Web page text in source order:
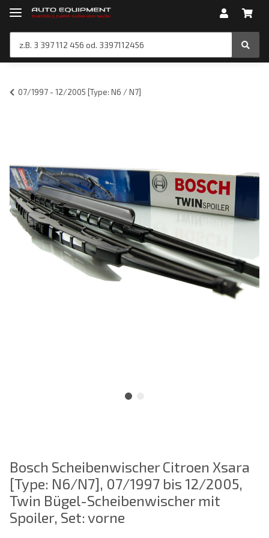
07/1997 - 12/2005 [Type: N6 / N7]
Bosch Scheibenwischer Citroen Xsara
[Type: N6/N7], 07/1997 bis 12/2005,
Twin Bügel-Scheibenwischer mit
Spoiler, Set: vorne